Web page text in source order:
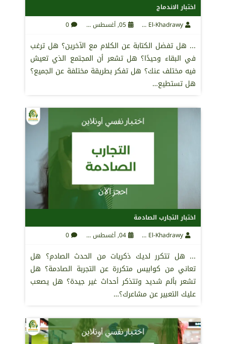
اختبار الاندماج
05, أغسطس 2021 0
... هل تفضل الكتابة عن الكلام مع الآخرين؟ هل ترغب
في البقاء وحيدًا؟ هل تشعر أن المجتمع الذي تعيش
فيه مختلف عنك؟ هل تفكر بطريقة مختلفة عن الجميع؟
هل تستطيع…
اختبار التجارب الصادمة
04, أغسطس 2021 0
... هل تتكرر لديك ذكريات من الحدث الصادم؟ هل
تعاني من كوابيس متكررة عن التجربة الصادمة؟ هل
تشعر بألم شديد وتتذكر أحداث غير جيدة؟ هل يصعب
عليك التعبير عن مشاعرك؟…